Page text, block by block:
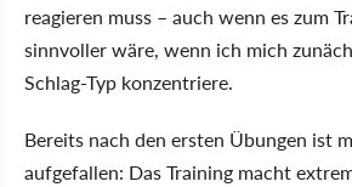
reagieren muss – auch wenn es zum
sinnvoller wäre, wenn ich mich
Schlag-Typ konzentriere.
Bereits nach den ersten Übungen ist
aufgefallen: Das Training macht